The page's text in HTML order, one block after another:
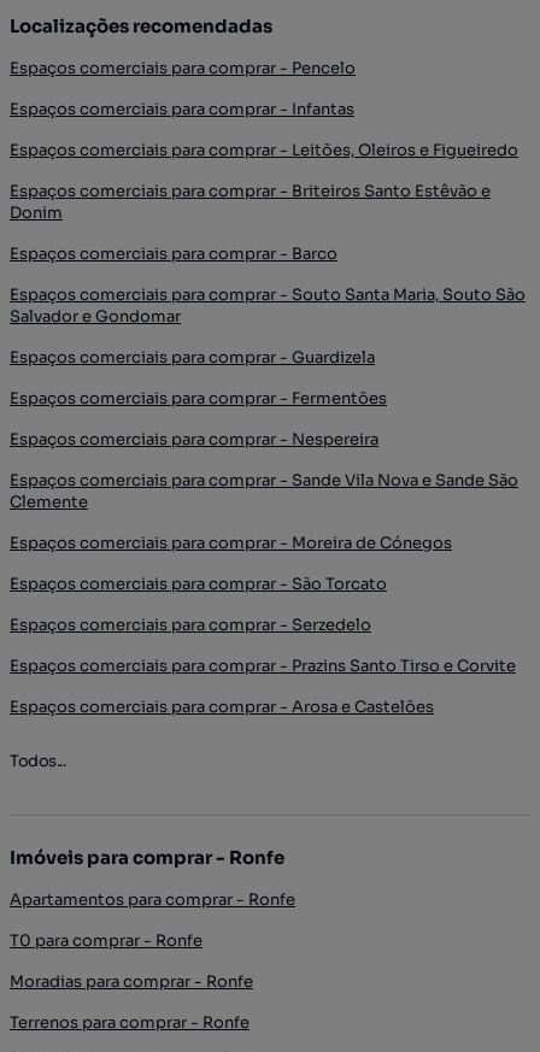
Localizações recomendadas
Espaços comerciais para comprar - Pencelo
Espaços comerciais para comprar - Infantas
Espaços comerciais para comprar - Leitões, Oleiros e Figueiredo
Espaços comerciais para comprar - Briteiros Santo Estêvão e
Donim
Espaços comerciais para comprar - Barco
Espaços comerciais para comprar - Souto Santa Maria, Souto São
Salvador e Gondomar
Espaços comerciais para comprar - Guardizela
Espaços comerciais para comprar - Fermentões
Espaços comerciais para comprar - Nespereira
Espaços comerciais para comprar - Sande Vila Nova e Sande São
Clemente
Espaços comerciais para comprar - Moreira de Cónegos
Espaços comerciais para comprar - São Torcato
Espaços comerciais para comprar - Serzedelo
Espaços comerciais para comprar - Prazins Santo Tirso e Corvite
Espaços comerciais para comprar - Arosa e Castelões
Todos...
Imóveis para comprar - Ronfe
Apartamentos para comprar - Ronfe
T0 para comprar - Ronfe
Moradias para comprar - Ronfe
Terrenos para comprar - Ronfe